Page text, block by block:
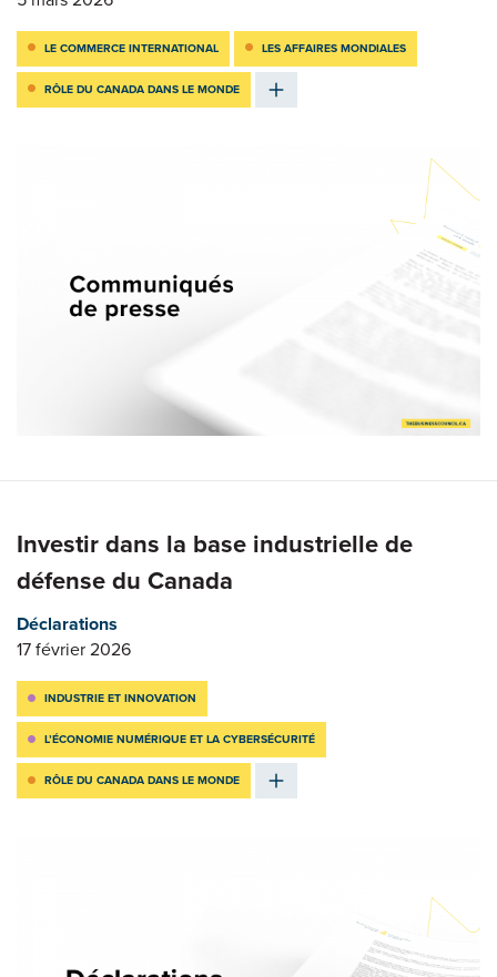
LE COMMERCE INTERNATIONAL LES AFFAIRES MONDIALES
RÔLE DU CANADA DANS LE MONDE
Investir dans la base industrielle de
défense du Canada
Déclarations
17 février 2026
INDUSTRIE ET INNOVATION
L’ÉCONOMIE NUMÉRIQUE ET LA CYBERSÉCURITÉ
RÔLE DU CANADA DANS LE MONDE